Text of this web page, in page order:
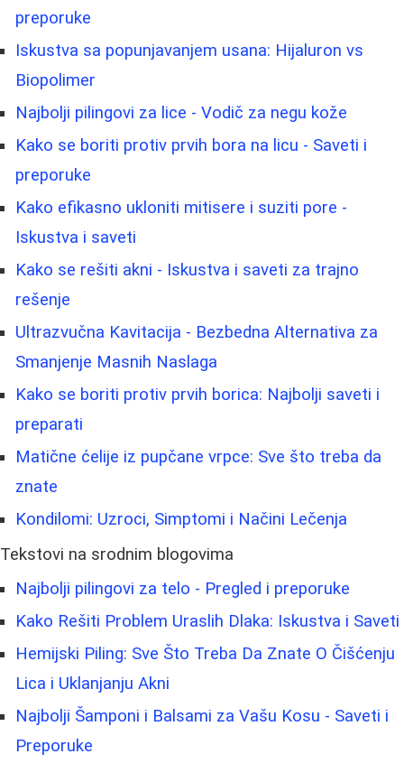
preporuke
Iskustva sa popunjavanjem usana: Hijaluron vs
Biopolimer
Najbolji pilingovi za lice - Vodič za negu kože
Kako se boriti protiv prvih bora na licu - Saveti i
preporuke
Kako efikasno ukloniti mitisere i suziti pore -
Iskustva i saveti
Kako se rešiti akni - Iskustva i saveti za trajno
rešenje
Ultrazvučna Kavitacija - Bezbedna Alternativa za
Smanjenje Masnih Naslaga
Kako se boriti protiv prvih borica: Najbolji saveti i
preparati
Matične ćelije iz pupčane vrpce: Sve što treba da
znate
Kondilomi: Uzroci, Simptomi i Načini Lečenja
Tekstovi na srodnim blogovima
Najbolji pilingovi za telo - Pregled i preporuke
Kako Rešiti Problem Uraslih Dlaka: Iskustva i Saveti
Hemijski Piling: Sve Što Treba Da Znate O Čišćenju
Lica i Uklanjanju Akni
Najbolji Šamponi i Balsami za Vašu Kosu - Saveti i
Preporuke